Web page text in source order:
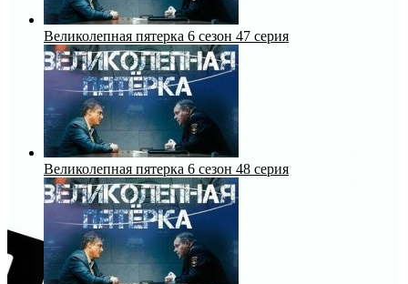
Великолепная пятерка 6 сезон 47 серия
Великолепная пятерка 6 сезон 48 серия